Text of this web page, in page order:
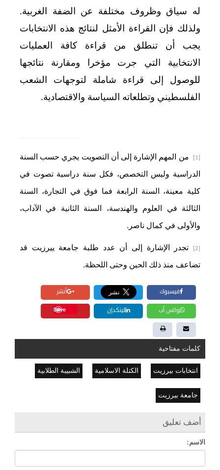
له سياق وظروف مختلفة عن الضفة الغربية.
ولذلك فإن القراءة الأمثل لنتائج هذه الانتخابات
يجب أن تنطلق من قراءة كافة العمليات
الانتخابية التي جرت مؤخرا ومقارنة نتائجها
للوصول إلى قراءة شاملة لتوجهات الشعب
الفلسطيني وتطلعاته السياسة والاقتصادية.
[1] من المهم الإشارة إلى أن التصويت يجري حسب السنة
الدراسية وليس التخصص، فكل سنة دراسية تصوت في
كلية معينة، السنة الرابعة فما فوق في التجارة، السنة
الثالثة في العلوم والهندسة، السنة الثانية في الآداب،
والأولى في كمال ناصر.
[2] تجدر الإشارة إلى أن عدد طلبة جامعة ييرزيت قد
تضاعف منذ ذلك الحين وحتى اللحظة.
فيسبوك أنشر
واتس آب لينكدإن Save
كلمات مفتاحية
انتخابات بيرزيت الكتلة الاسلامية الشبيبة الطلابية
جامعة بيرزيت
أضف تعليق
الاسم: